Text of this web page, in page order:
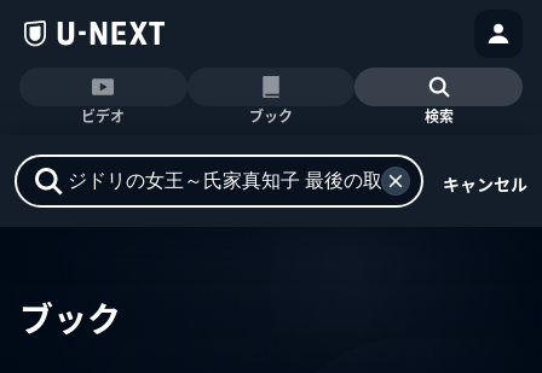
ビデオ ブック 検索
キャンセル
ブック